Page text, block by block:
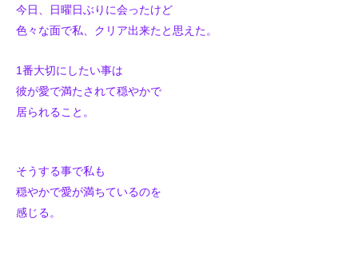
今日、日曜日ぶりに会ったけど
色々な面で私、クリア出来たと思えた。
1番大切にしたい事は
彼が愛で満たされて穏やかで
居られること。
そうする事で私も
穏やかで愛が満ちているのを
感じる。